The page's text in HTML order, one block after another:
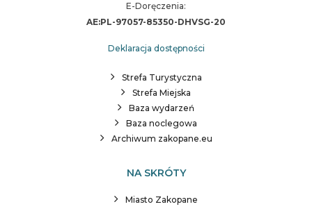
E-Doręczenia:
AE:PL-97057-85350-DHVSG-20
Deklaracja dostępności
Strefa Turystyczna
Strefa Miejska
Baza wydarzeń
Baza noclegowa
Archiwum zakopane.eu
NA SKRÓTY
Miasto Zakopane